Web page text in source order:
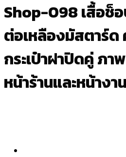
Shop-098 เสื้อช็
ต่อเหลืองมัสตาร์ด
กระเป๋าฝาปิดคู่ ภ
หน้าร้านและหน้างาน